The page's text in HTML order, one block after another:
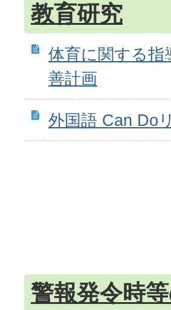
教育研究
体育に関する指
善計画
外国語 Can Do
警報発令時